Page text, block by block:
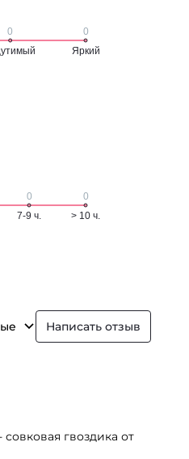
Написать отзыв
гвоздика от